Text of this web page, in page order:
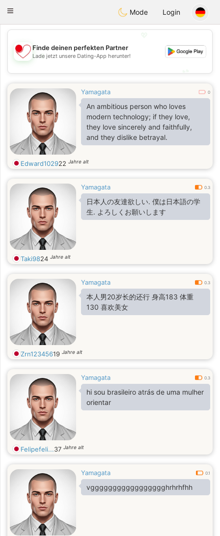
Chat
Toggle
Mode Login
💖
💕
Finde deinen perfekten Partner
Lade jetzt unsere Dating-App herunter!
Yamagata 0
An ambitious person who loves
modern technology; if they love,
they love sincerely and faithfully,
and they dislike betrayal.
Edward102922 Jahre alt
Yamagata 0.3
日本人の友達欲しい. 僕は日本語の学
生. よろしくお願いします
Taki9824 Jahre alt
Yamagata 0.3
本人男20岁长的还行 身高183 体重
130 喜欢美女
Zrn12345619 Jahre alt
Yamagata 0.3
hi sou brasileiro atrás de uma mulher
orientar
Felipefeli...37 Jahre alt
Yamagata 0.1
vggggggggggggggggghrhrhfhh